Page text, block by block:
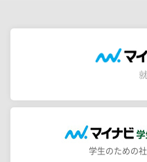
学生のための